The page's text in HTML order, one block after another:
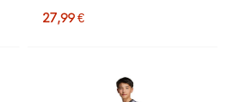
blanc
27,99 €